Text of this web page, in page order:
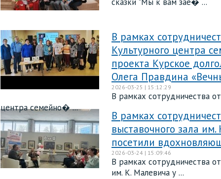
В рамках
Культурного центра
проекта Курское
Олега Правдина
2026-03-25 | 15:12:29
В рамках сотрудничества
центра семейно� ...
В рамках
выставочного зала
посетили
2026-03-24 | 15:09:46
В рамках сотрудничества
им. К. Малевича у ...